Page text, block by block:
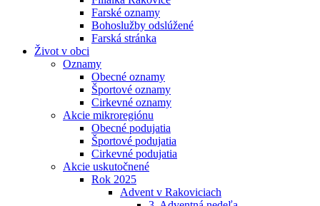
Farské oznamy
Bohoslužby odslúžené
Farská stránka
Život v obci
Oznamy
Obecné oznamy
Športové oznamy
Cirkevné oznamy
Akcie mikroregiónu
Obecné podujatia
Športové podujatia
Cirkevné podujatia
Akcie uskutočnené
Rok 2025
Advent v Rakoviciach